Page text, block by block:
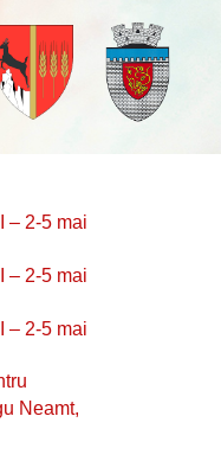
– 2-5 mai
– 2-5 mai
– 2-5 mai
Neamt,